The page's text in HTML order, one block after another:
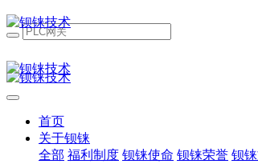
首页
关于钡铼
全部 福利制度 钡铼使命 钡铼荣誉 钡